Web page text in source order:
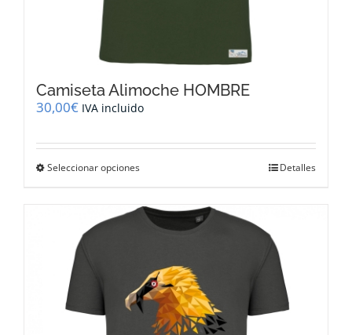
Camiseta Alimoche HOMBRE
30,00€ IVA incluido
Seleccionar opciones
múltiples
variantes.
opciones
se
pueden
elegir
en
Detalles